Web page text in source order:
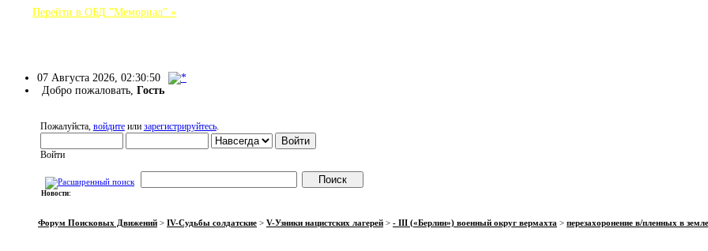
Перейти в ОБД "Мемориал" »
07 Августа 2026, 02:30:50
Добро пожаловать,Гость
Пожалуйста, войдитеили зарегистрируйтесь.
Войти
Новости:
Форум Поисковых Движений > IV-Судьбы солдатские > V-Узники нацистских лагерей > - III («Берлин») военный округ вермахта > перезахоронение в/пленных в